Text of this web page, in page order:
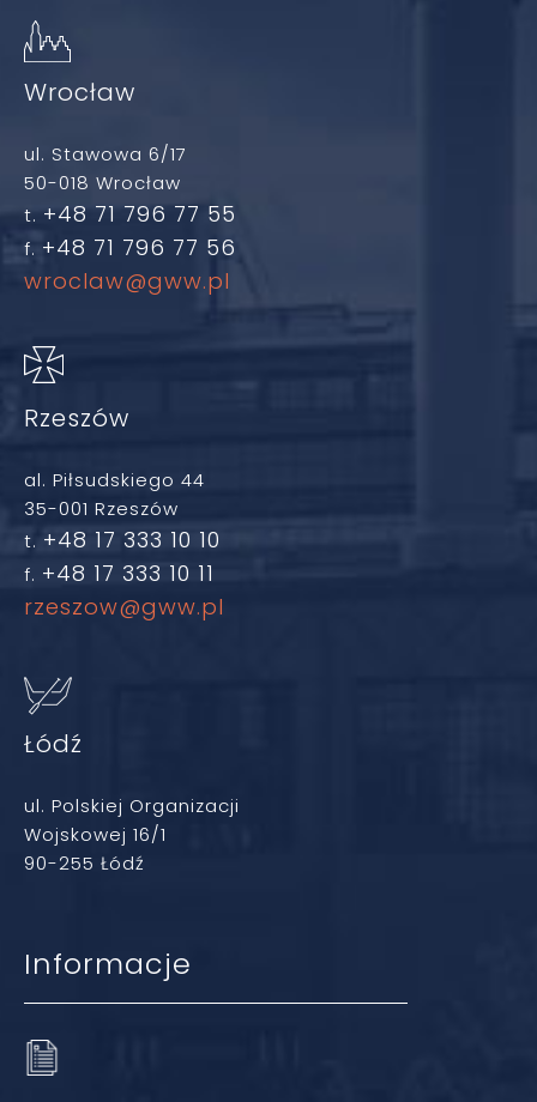
Wrocław
ul. Stawowa 6/17
50-018 Wrocław
t. +48 71 796 77 55
f. +48 71 796 77 56
wroclaw@gww.pl
Rzeszów
al. Piłsudskiego 44
35-001 Rzeszów
t. +48 17 333 10 10
f. +48 17 333 10 11
rzeszow@gww.pl
Łódź
ul. Polskiej Organizacji
Wojskowej 16/1
90-255 Łódź
Informacje